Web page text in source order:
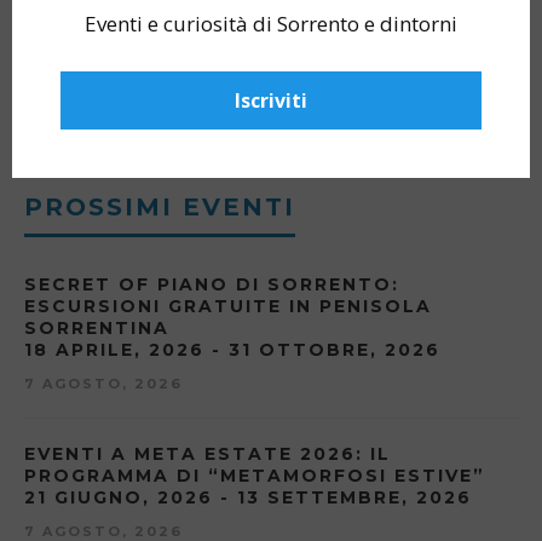
PROSSIMI EVENTI
SECRET OF PIANO DI SORRENTO:
ESCURSIONI GRATUITE IN PENISOLA
SORRENTINA
18 APRILE, 2026 - 31 OTTOBRE, 2026
7 AGOSTO, 2026
EVENTI A META ESTATE 2026: IL
PROGRAMMA DI “METAMORFOSI ESTIVE”
21 GIUGNO, 2026 - 13 SETTEMBRE, 2026
7 AGOSTO, 2026
Eventi e curiosità di Sorrento e dintorni
Iscriviti